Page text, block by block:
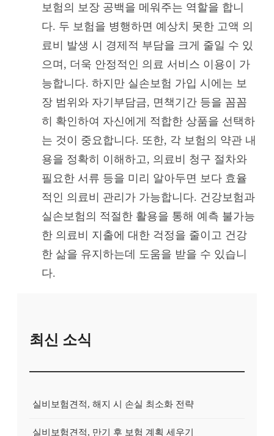
보험의 보장 공백을 메워주는 역할을 합니
다. 두 보험을 병행하면 예상치 못한 고액 의
료비 발생 시 경제적 부담을 크게 줄일 수 있
으며, 더욱 안정적인 의료 서비스 이용이 가
능합니다. 하지만 실손보험 가입 시에는 보
장 범위와 자기부담금, 면책기간 등을 꼼꼼
히 확인하여 자신에게 적합한 상품을 선택하
는 것이 중요합니다. 또한, 각 보험의 약관 내
용을 정확히 이해하고, 의료비 청구 절차와
필요한 서류 등을 미리 알아두면 보다 효율
적인 의료비 관리가 가능합니다. 건강보험과
실손보험의 적절한 활용을 통해 예측 불가능
한 의료비 지출에 대한 걱정을 줄이고 건강
한 삶을 유지하는데 도움을 받을 수 있습니
다.
최신 소식
실비보험견적, 해지 시 손실 최소화 전략
실비보험견적, 만기 후 보험 계획 세우기